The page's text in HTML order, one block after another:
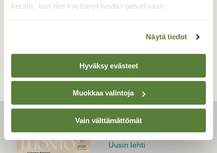
kerätty, kun olet käyttänyt heidän palvelujaan.
Näytä tiedot
Hyväksy evästeet
Muokkaa valintoja
Vain välttämättömät
TAKAISIN LISTAAN
LEHTI
Uusin lehti